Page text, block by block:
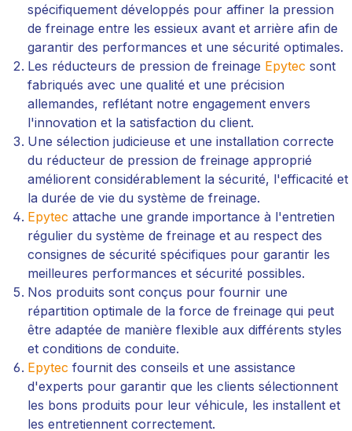
spécifiquement développés pour affiner la pression
de freinage entre les essieux avant et arrière afin de
garantir des performances et une sécurité optimales.
Les réducteurs de pression de freinage Epytec sont
fabriqués avec une qualité et une précision
allemandes, reflétant notre engagement envers
l'innovation et la satisfaction du client.
Une sélection judicieuse et une installation correcte
du réducteur de pression de freinage approprié
améliorent considérablement la sécurité, l'efficacité et
la durée de vie du système de freinage.
Epytec attache une grande importance à l'entretien
régulier du système de freinage et au respect des
consignes de sécurité spécifiques pour garantir les
meilleures performances et sécurité possibles.
Nos produits sont conçus pour fournir une
répartition optimale de la force de freinage qui peut
être adaptée de manière flexible aux différents styles
et conditions de conduite.
Epytec fournit des conseils et une assistance
d'experts pour garantir que les clients sélectionnent
les bons produits pour leur véhicule, les installent et
les entretiennent correctement.